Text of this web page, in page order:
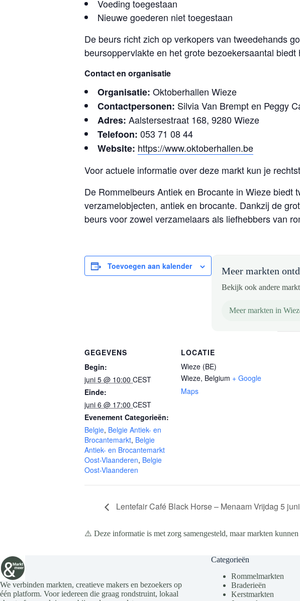
Voeding toegestaan
Nieuwe goederen niet toegestaan
De beurs richt zich op verkopers van tweedehands
beursoppervlakte en het grote bezoekersaantal
Contact en organisatie
Organisatie: Oktoberhallen Wieze
Contactpersonen: Silvia Van Brempt en Peggy
Adres: Aalstersestraat 168, 9280 Wieze
Telefoon: 053 71 08 44
Website: https://www.oktoberhallen.be
Voor actuele informatie over deze markt kun je
De Rommelbeurs Antiek en Brocante in Wieze
verzamelobjecten, antiek en brocante. Dankzij de
beurs voor zowel verzamelaars als liefhebbers van
Toevoegen aan kalender Meer markten
Bekijk ook andere
Meer markten in
GEGEVENS
Begin:
juni 5 @ 10:00 CEST
Einde:
juni 6 @ 17:00 CEST
Evenement Categorieën:
Belgie, Belgie Antiek- en
Brocantemarkt, Belgie
Antiek- en Brocantemarkt
Oost-Vlaanderen, Belgie
Oost-Vlaanderen
LOCATIE
Wieze (BE)
Wieze, Belgium + Google
Maps
Lentefair Café Black Horse – Menaam Vrijdag 5 juni
⚠️ Deze informatie is met zorg samengesteld, maar markten
We verbinden markten, creatieve makers en bezoekers op
één platform. Voor iedereen die graag rondstruint, lokaal
Categorieën
Rommelmarkten
Braderieën
Kerstmarkten